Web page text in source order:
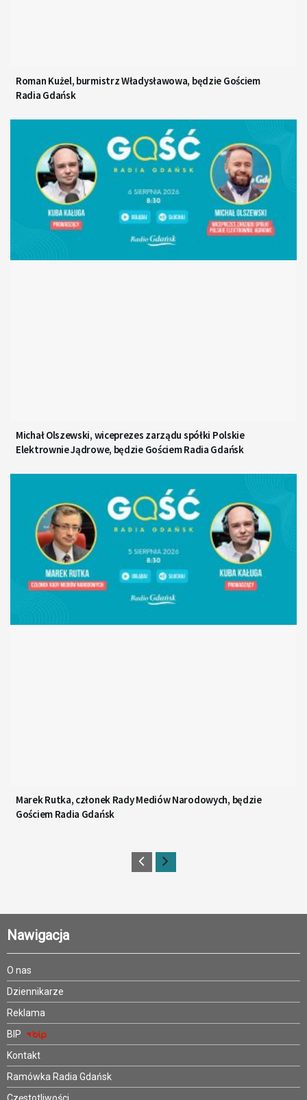
Roman Kużel, burmistrz Władysławowa, będzie Gościem
Radia Gdańsk
Michał Olszewski, wiceprezes zarządu spółki Polskie
Elektrownie Jądrowe, będzie Gościem Radia Gdańsk
Marek Rutka, członek Rady Mediów Narodowych, będzie
Gościem Radia Gdańsk
Nawigacja
O nas
Dziennikarze
Reklama
BIP
Kontakt
Ramówka Radia Gdańsk